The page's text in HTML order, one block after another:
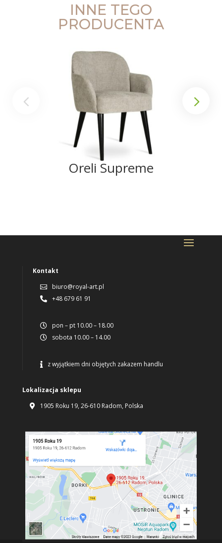
INNE TEGO
PRODUCENTA
Oreli Supreme
Kontakt
 biuro@royal-art.pl
 +48 679 61 91
 pon – pt 10.00 – 18.00
 sobota 10.00 – 14.00
 z wyjątkiem dni objętych zakazem handlu
Lokalizacja sklepu
 1905 Roku 19, 26-610 Radom, Polska